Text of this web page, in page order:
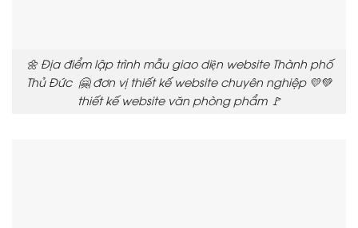
🌼 Địa điểm lập trình mẫu giao diện website Thành phố
Thủ Đức 🤗 đơn vị thiết kế website chuyên nghiệp 💛💚
thiết kế website văn phòng phẩm 🚩